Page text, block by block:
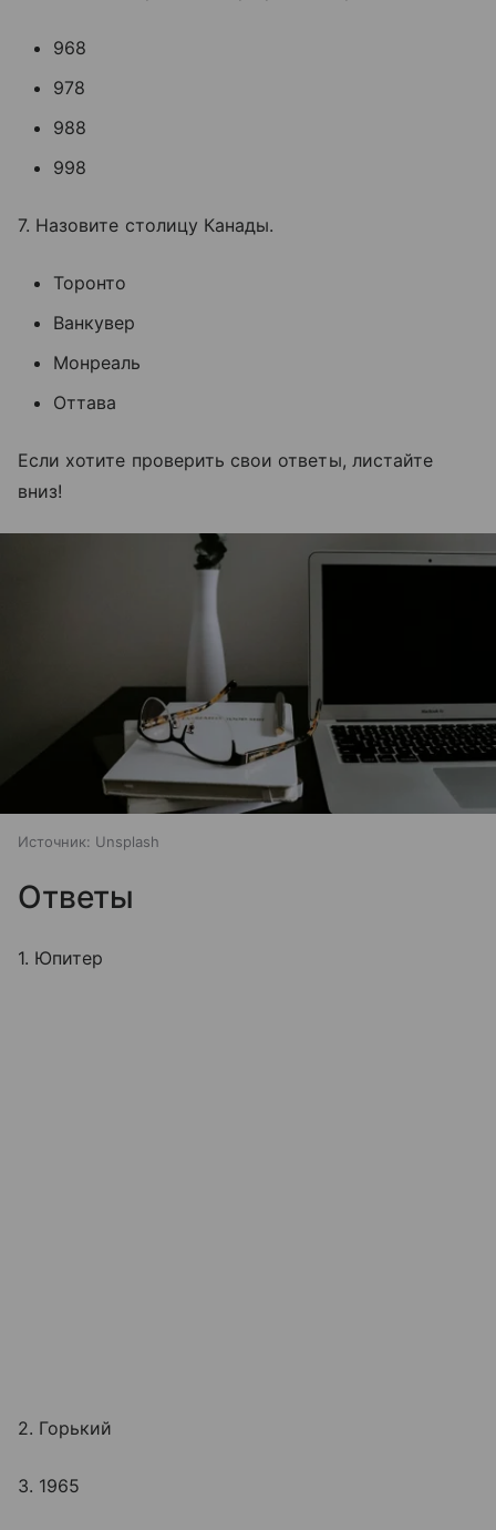
968
978
988
998
7. Назовите столицу Канады.
Торонто
Ванкувер
Монреаль
Оттава
Если хотите проверить свои ответы, листайте
вниз!
Источник: Unsplash
Ответы
1. Юпитер
2. Горький
3. 1965